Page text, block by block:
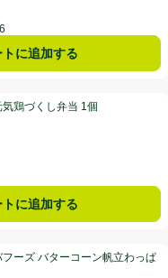
トに追加する
気鶏づくし弁当 1個
トに追加する
帆立わっぱめし 1個(250g)
フーズ バターコーン帆立わっぱ